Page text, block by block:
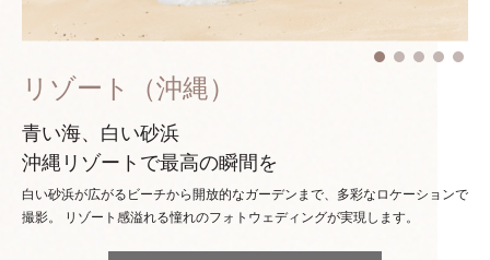
リゾート（沖縄）
青い海、白い砂浜
沖縄リゾートで最高の瞬間を
白い砂浜が広がるビーチから開放的なガーデンまで、多彩なロケーションで
撮影。
リゾート感溢れる憧れのフォトウェディングが実現します。